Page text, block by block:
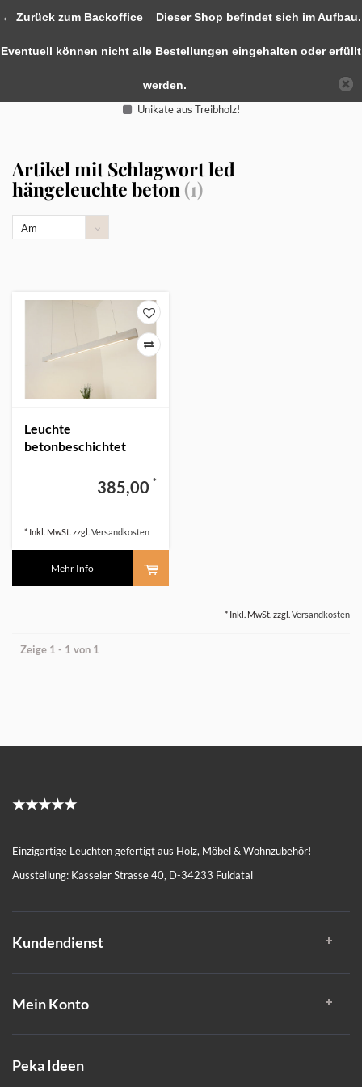
Unikate aus Treibholz!
Artikel mit Schlagwort led
hängeleuchte beton (1)
Am
Leuchte
betonbeschichtet
385,00 *
* Inkl. MwSt. zzgl. Versandkosten
Mehr Info
* Inkl. MwSt. zzgl. Versandkosten
Zeige 1 - 1 von 1
★★★★★
Einzigartige Leuchten gefertigt aus Holz, Möbel & Wohnzubehör!
Ausstellung: Kasseler Strasse 40, D-34233 Fuldatal
Kundendienst
Mein Konto
Peka Ideen
← Zurück zum BackofficeDieser Shop befindet sich im Aufbau.
Eventuell können nicht alle Bestellungen eingehalten oder erfüllt
werden.